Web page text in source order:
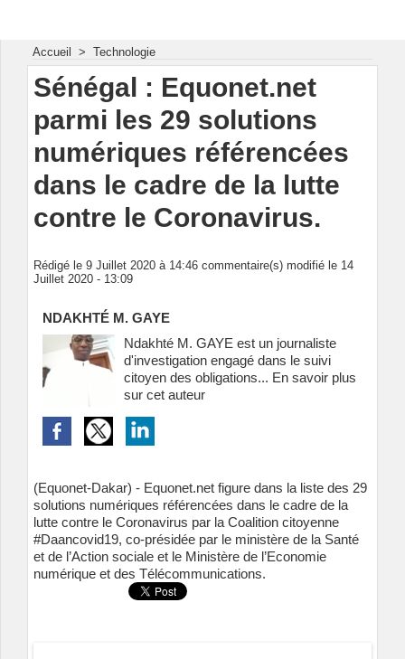
Accueil > Technologie
Sénégal : Equonet.net
parmi les 29 solutions
numériques référencées
dans le cadre de la lutte
contre le Coronavirus.
Rédigé le 9 Juillet 2020 à 14:46 commentaire(s) modifié le 14
Juillet 2020 - 13:09
NDAKHTÉ M. GAYE
Ndakhté M. GAYE est un journaliste
d'investigation engagé dans le suivi
citoyen des obligations... En savoir plus
sur cet auteur
(Equonet-Dakar) - Equonet.net figure dans la liste des 29
solutions numériques référencées dans le cadre de la
lutte contre le Coronavirus par la Coalition citoyenne
#Daancovid19, co-présidée par le ministère de la Santé
et de l’Action sociale et le Ministère de l’Economie
numérique et des Télécommunications.